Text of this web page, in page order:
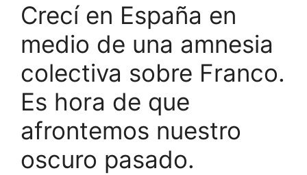
Crecí en España en
medio de una amnesia
colectiva sobre Franco.
Es hora de que
afrontemos nuestro
oscuro pasado.